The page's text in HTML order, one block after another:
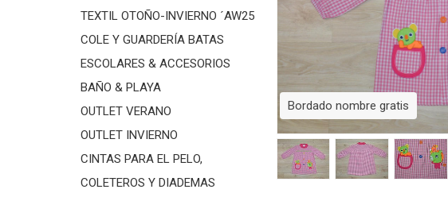
TEXTIL OTOÑO-INVIERNO ´AW25
COLE Y GUARDERÍA BATAS
ESCOLARES & ACCESORIOS
BAÑO & PLAYA
OUTLET VERANO
OUTLET INVIERNO
CINTAS PARA EL PELO,
COLETEROS Y DIADEMAS
Bordado nombre gratis